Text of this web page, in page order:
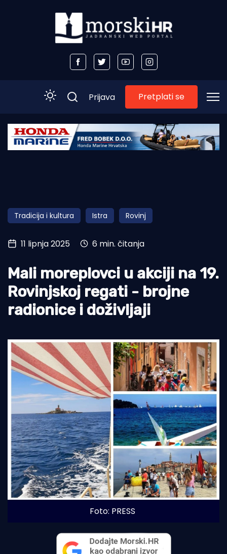
Početna
Obala
Otoci
Turizam i nautika
Pomorstvo
Ribolov
Ekologija
Prijava Pretplati se
Tradicija i kultura Istra Rovinj
11 lipnja 2025 6 min. čitanja
Mali moreplovci u akciji na 19.
Rovinjskoj regati - brojne
radionice i doživljaji
Foto: PRESS